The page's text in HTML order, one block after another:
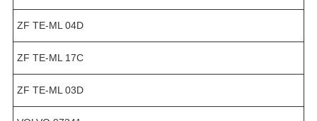
ZF TE-ML 04D
ZF TE-ML 17C
ZF TE-ML 03D